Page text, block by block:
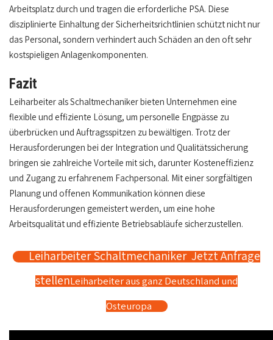
Arbeitsplatz durch und tragen die erforderliche PSA. Diese
disziplinierte Einhaltung der Sicherheitsrichtlinien schützt nicht nur
das Personal, sondern verhindert auch Schäden an den oft sehr
kostspieligen Anlagenkomponenten.
Fazit
Leiharbeiter als Schaltmechaniker bieten Unternehmen eine
flexible und effiziente Lösung, um personelle Engpässe zu
überbrücken und Auftragsspitzen zu bewältigen. Trotz der
Herausforderungen bei der Integration und Qualitätssicherung
bringen sie zahlreiche Vorteile mit sich, darunter Kosteneffizienz
und Zugang zu erfahrenem Fachpersonal. Mit einer sorgfältigen
Planung und offenen Kommunikation können diese
Herausforderungen gemeistert werden, um eine hohe
Arbeitsqualität und effiziente Betriebsabläufe sicherzustellen.
Leiharbeiter Schaltmechaniker Jetzt Anfrage
stellenLeiharbeiter aus ganz Deutschland und
Osteuropa